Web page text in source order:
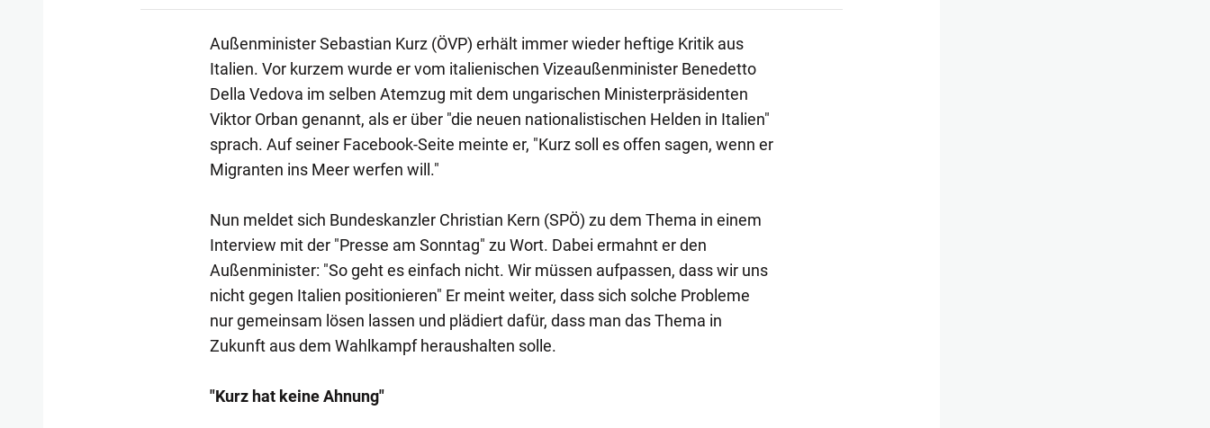
Außenminister Sebastian Kurz (ÖVP) erhält immer wieder heftige Kritik aus
Italien. Vor kurzem wurde er vom italienischen Vizeaußenminister Benedetto
Della Vedova im selben Atemzug mit dem ungarischen Ministerpräsidenten
Viktor Orban genannt, als er über "die neuen nationalistischen Helden in Italien"
sprach. Auf seiner Facebook-Seite meinte er, "Kurz soll es offen sagen, wenn er
Migranten ins Meer werfen will."
Nun meldet sich Bundeskanzler Christian Kern (SPÖ) zu dem Thema in einem
Interview mit der "Presse am Sonntag" zu Wort. Dabei ermahnt er den
Außenminister: "So geht es einfach nicht. Wir müssen aufpassen, dass wir uns
nicht gegen Italien positionieren" Er meint weiter, dass sich solche Probleme
nur gemeinsam lösen lassen und plädiert dafür, dass man das Thema in
Zukunft aus dem Wahlkampf heraushalten solle.
"Kurz hat keine Ahnung"